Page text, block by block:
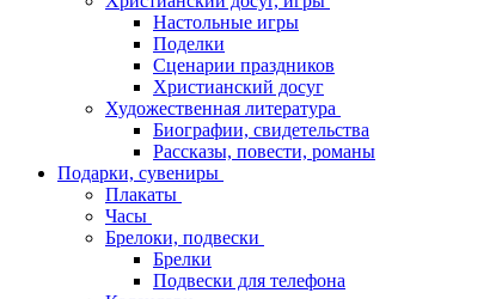
Настольные игры
Поделки
Сценарии праздников
Христианский досуг
Художественная литература
Биографии, свидетельства
Рассказы, повести, романы
Подарки, сувениры
Плакаты
Часы
Брелоки, подвески
Брелки
Подвески для телефона